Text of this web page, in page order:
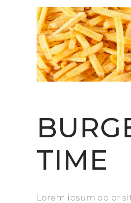
TIME
Lorem ipsum dolor